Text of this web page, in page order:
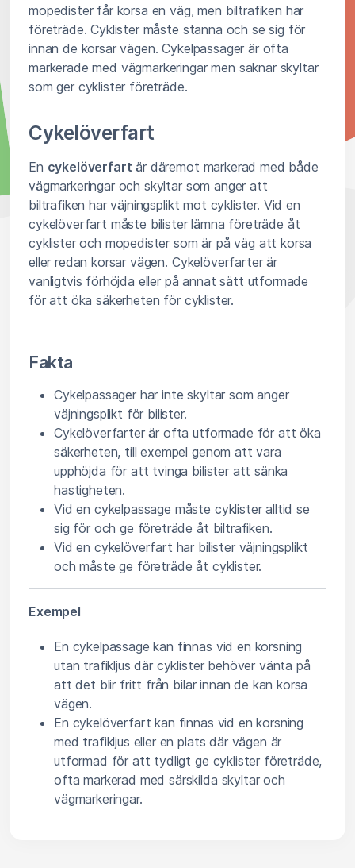
mopedister får korsa en väg, men biltrafiken har
företräde. Cyklister måste stanna och se sig för
innan de korsar vägen. Cykelpassager är ofta
markerade med vägmarkeringar men saknar skyltar
som ger cyklister företräde.
Cykelöverfart
En cykelöverfart är däremot markerad med både
vägmarkeringar och skyltar som anger att
biltrafiken har väjningsplikt mot cyklister. Vid en
cykelöverfart måste bilister lämna företräde åt
cyklister och mopedister som är på väg att korsa
eller redan korsar vägen. Cykelöverfarter är
vanligtvis förhöjda eller på annat sätt utformade
för att öka säkerheten för cyklister.
Fakta
Cykelpassager har inte skyltar som anger
väjningsplikt för bilister.
Cykelöverfarter är ofta utformade för att öka
säkerheten, till exempel genom att vara
upphöjda för att tvinga bilister att sänka
hastigheten.
Vid en cykelpassage måste cyklister alltid se
sig för och ge företräde åt biltrafiken.
Vid en cykelöverfart har bilister väjningsplikt
och måste ge företräde åt cyklister.
Exempel
En cykelpassage kan finnas vid en korsning
utan trafikljus där cyklister behöver vänta på
att det blir fritt från bilar innan de kan korsa
vägen.
En cykelöverfart kan finnas vid en korsning
med trafikljus eller en plats där vägen är
utformad för att tydligt ge cyklister företräde,
ofta markerad med särskilda skyltar och
vägmarkeringar.